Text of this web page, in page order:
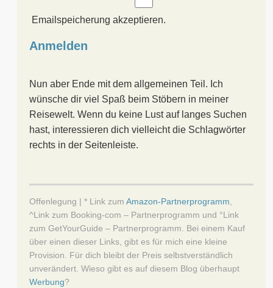
Emailspeicherung akzeptieren.
Nun aber Ende mit dem allgemeinen Teil. Ich
wünsche dir viel Spaß beim Stöbern in meiner
Reisewelt. Wenn du keine Lust auf langes Suchen
hast, interessieren dich vielleicht die Schlagwörter
rechts in der Seitenleiste.
Offenlegung | * Link zum Amazon-Partnerprogramm,
^Link zum Booking-com – Partnerprogramm und °Link
zum GetYourGuide – Partnerprogramm. Bei einem Kauf
über einen dieser Links, gibt es für mich eine kleine
Provision. Für dich bleibt der Preis selbstverständlich
unverändert. Wieso gibt es auf diesem Blog überhaupt
Werbung?